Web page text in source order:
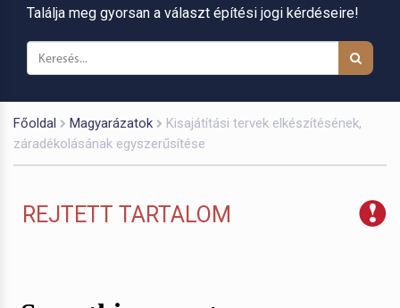
Találja meg gyorsan a választ építési jogi kérdéseire!
Főoldal Magyarázatok
Kisajátítási tervek elkészítésének,
záradékolásának egyszerűsítése
REJTETT TARTALOM